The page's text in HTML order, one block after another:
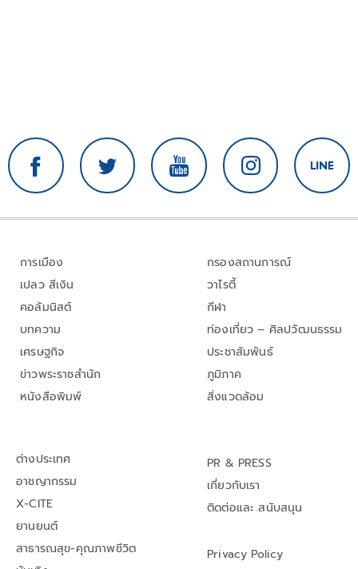
การเมือง
เปลว สีเงิน
คอลัมนิสต์
บทความ
เศรษฐกิจ
ข่าวพระราชสำนัก
หนังสือพิมพ์
กรองสถานการณ์
วาไรตี้
กีฬา
ท่องเที่ยว – ศิลปวัฒนธรรม
ประชาสัมพันธ์
ภูมิภาค
สิ่งแวดล้อม
ต่างประเทศ
อาชญากรรม
X-CITE
ยานยนต์
สาธารณสุข-คุณภาพชีวิต
PR & PRESS
เกี่ยวกับเรา
ติดต่อและ สนับสนุน
Privacy Policy